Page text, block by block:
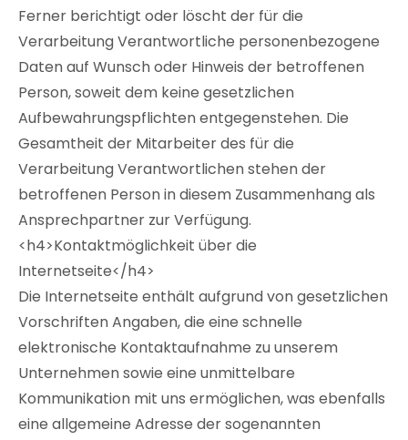
Ferner berichtigt oder löscht der für die
Verarbeitung Verantwortliche personenbezogene
Daten auf Wunsch oder Hinweis der betroffenen
Person, soweit dem keine gesetzlichen
Aufbewahrungspflichten entgegenstehen. Die
Gesamtheit der Mitarbeiter des für die
Verarbeitung Verantwortlichen stehen der
betroffenen Person in diesem Zusammenhang als
Ansprechpartner zur Verfügung.
<h4>Kontaktmöglichkeit über die
Internetseite</h4>
Die Internetseite enthält aufgrund von gesetzlichen
Vorschriften Angaben, die eine schnelle
elektronische Kontaktaufnahme zu unserem
Unternehmen sowie eine unmittelbare
Kommunikation mit uns ermöglichen, was ebenfalls
eine allgemeine Adresse der sogenannten